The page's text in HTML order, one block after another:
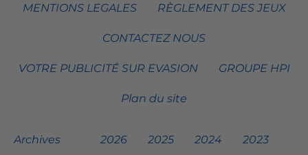
MENTIONS LEGALES RÈGLEMENT DES JEUX
CONTACTEZ NOUS
VOTRE PUBLICITÉ SUR EVASION GROUPE HPI
Plan du site
Archives 2026 2025 2024 2023